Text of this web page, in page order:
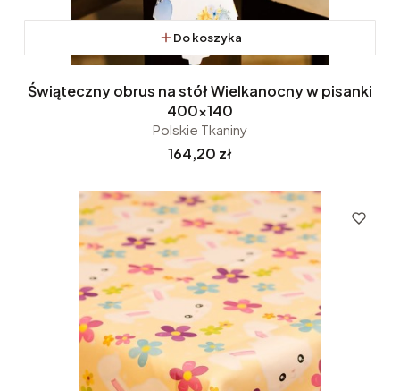
Do koszyka
Świąteczny obrus na stół Wielkanocny w pisanki
400x140
Polskie Tkaniny
Cena
164,20 zł